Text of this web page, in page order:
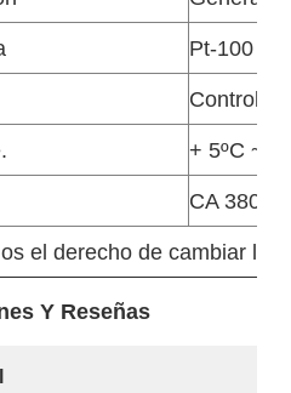
Pt-100
+ 5ºC ~ +
CA 380V
el derecho de cambiar
Y Reseñas